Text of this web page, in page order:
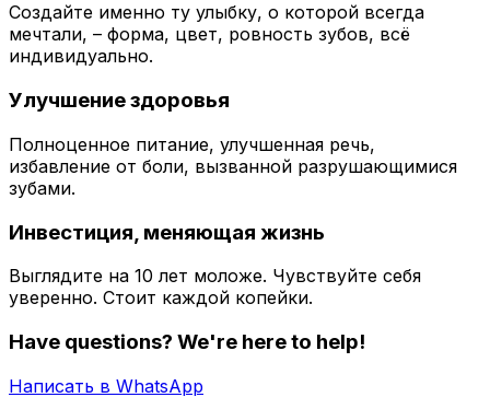
Создайте именно ту улыбку, о которой всегда
мечтали, – форма, цвет, ровность зубов, всё
индивидуально.
Улучшение здоровья
Полноценное питание, улучшенная речь,
избавление от боли, вызванной разрушающимися
зубами.
Инвестиция, меняющая жизнь
Выглядите на 10 лет моложе. Чувствуйте себя
уверенно. Стоит каждой копейки.
Have questions? We're here to help!
Написать в WhatsApp